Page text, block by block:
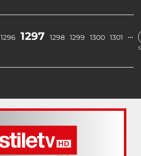
1296 1297 1298 1299 1300 1301 …